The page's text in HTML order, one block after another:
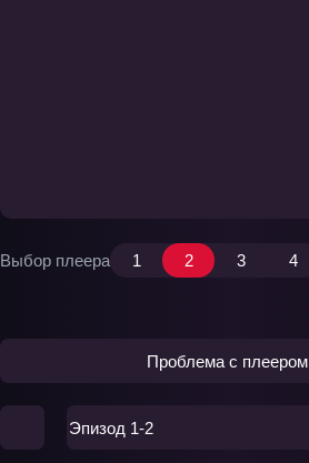
Выбор плеера 1 2 3 4
Проблема с плеером
Эпизод 1-2